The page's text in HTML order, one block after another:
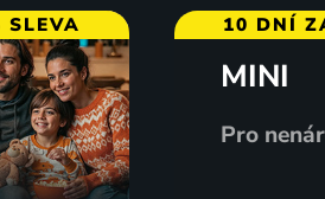
10 DNÍ
MINI
Pro